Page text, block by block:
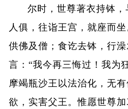
尔时，世尊著衣持钵
人俱，往诣王宫，就座而
供佛及僧；食讫去钵，行
言：“我今再三悔过！我为
摩竭瓶沙王以法治化，无
欲，实害父王。惟愿世尊